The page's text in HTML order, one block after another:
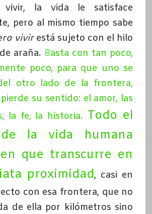
vivir, la vida le satisface
pero al mismo tiempo sabe
vivirestá sujeto con el hilo
araña. Basta con tan poco,
poco, para que uno se
otro lado de la frontera,
su sentido: el amor, las
la fe, la historia. Todo el
la vida humana
que transcurre en
proximidad, casi en
con esa frontera, que no
de ella por kilómetros sino